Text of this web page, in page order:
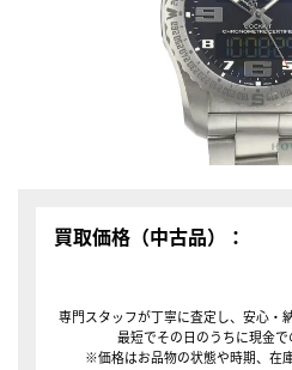
買取価格（中古品）：
専門スタッフが丁寧に査定し、安心・
最短でその日のうちに現金で
※価格はお品物の状態や時期、在